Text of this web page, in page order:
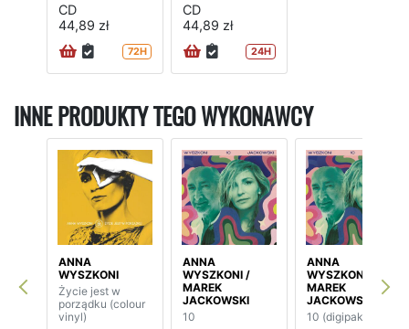
CD
44,89 zł
72H
CD
44,89 zł
24H
INNE PRODUKTY TEGO WYKONAWCY
ANNA
WYSZKONI
Życie jest w
porządku (colour
vinyl)
ANNA
WYSZKONI /
MAREK
JACKOWSKI
10
ANNA
WYSZKONI /
MAREK
JACKOWSKI
10 (digipak)